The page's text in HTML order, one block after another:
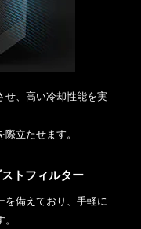
せ、高い冷却性能を実
立たせます。
トフィルター
を備えており、手軽に